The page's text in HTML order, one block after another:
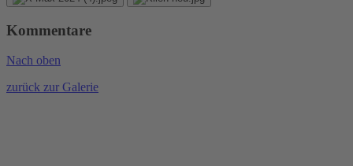
Kommentare
Nach oben
zurück zur Galerie